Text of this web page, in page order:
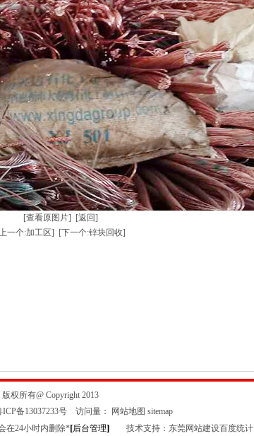
[查看原图片]
[返回]
一个:加工区]
[下一个:锌块回收]
权所有@ Copyright 2013
ICP备13037233号访问量： 网站地图 sitemap
在24小时内删除*[后台管理] 技术支持： 东莞网站建设百度统计